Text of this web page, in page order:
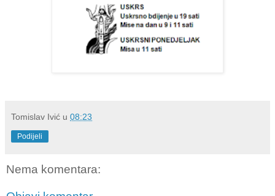
Tomislav Ivić u 08:23
Podijeli
Nema komentara: